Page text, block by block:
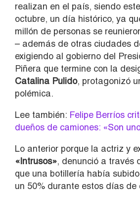
realizan en el país, siendo
octubre, un día histórico, ya
millón de personas se
– además de otras ciudades
exigiendo al gobierno del
Piñera que termine con la
Catalina Pulido, protagonizó
polémica.
Lee también: Felipe Berríos
dueños de camiones: «Son
Lo anterior porque la actriz y
«Intrusos», denunció a través
que una botillería había
un 50% durante estos días de